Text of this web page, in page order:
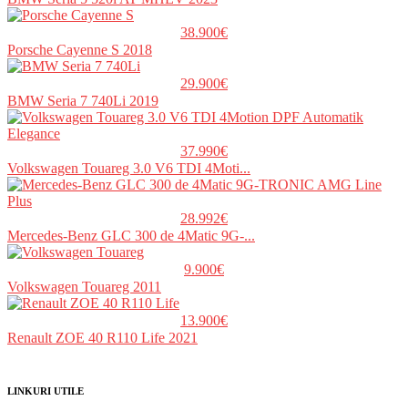
38.900€
Porsche Cayenne S 2018
29.900€
BMW Seria 7 740Li 2019
37.990€
Volkswagen Touareg 3.0 V6 TDI 4Moti...
28.992€
Mercedes-Benz GLC 300 de 4Matic 9G-...
9.900€
Volkswagen Touareg 2011
13.900€
Renault ZOE 40 R110 Life 2021
LINKURI UTILE